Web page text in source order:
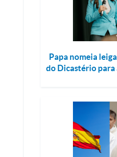
Papa nomeia
do Dicastério para